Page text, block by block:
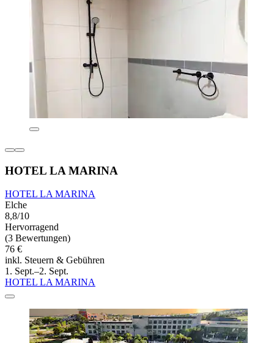
HOTEL LA MARINA
HOTEL LA MARINA
Elche
8,8/10
Hervorragend
(3 Bewertungen)
76 €
inkl. Steuern & Gebühren
1. Sept.–2. Sept.
HOTEL LA MARINA